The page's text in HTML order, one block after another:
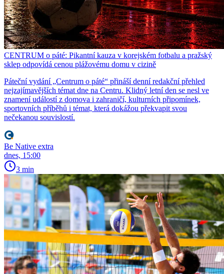
CENTRUM o páté: Pikantní kauza v korejském fotbalu a pražský
sklep odpovídá cenou plážovému domu v cizině
Páteční vydání „Centrum o páté“ přináší denní redakční přehled
nejzajímavějších témat dne na Centru. Klidný letní den se nesl ve
znamení událostí z domova i zahraničí, kulturních připomínek,
sportovních příběhů i témat, která dokážou překvapit svou
nečekanou souvislostí.
Be Native extra
dnes, 15:00
3 min